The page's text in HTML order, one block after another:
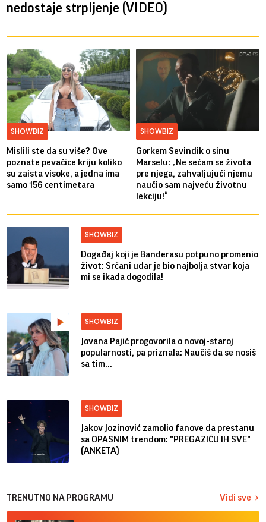
nedostaje strpljenje (VIDEO)
SHOWBIZ
Mislili ste da su više? Ove
poznate pevačice kriju koliko
su zaista visoke, a jedna ima
samo 156 centimetara
SHOWBIZ
Gorkem Sevindik o sinu
Marselu: „Ne sećam se života
pre njega, zahvaljujući njemu
naučio sam najveću životnu
lekciju!“
SHOWBIZ
Događaj koji je Banderasu potpuno promenio
život: Srčani udar je bio najbolja stvar koja
mi se ikada dogodila!
SHOWBIZ
Jovana Pajić progovorila o novoj-staroj
popularnosti, pa priznala: Naučiš da se nosiš
sa tim...
SHOWBIZ
Jakov Jozinović zamolio fanove da prestanu
sa OPASNIM trendom: "PREGAZIĆU IH SVE"
(ANKETA)
TRENUTNO NA PROGRAMU Vidi sve